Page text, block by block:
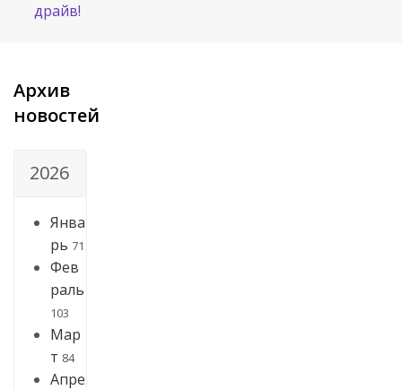
драйв!
Архив
новостей
2026
Янва
рь 71
Фев
раль
103
Мар
т 84
Апре